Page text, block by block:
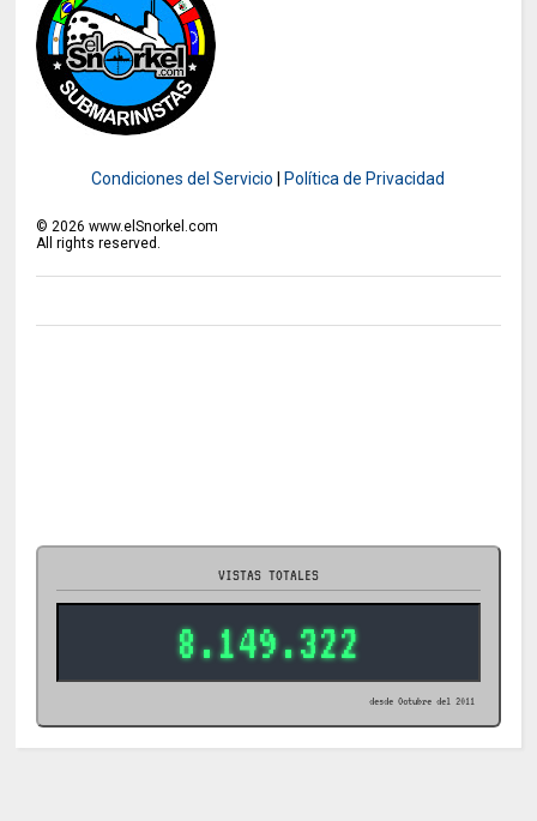
Condiciones del Servicio Política de Privacidad
© 2026 www.elSnorkel.com
All rights reserved.
VISTAS TOTALES
8.149.322
desde Octubre del 2011